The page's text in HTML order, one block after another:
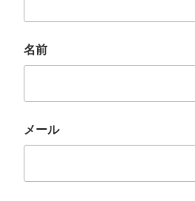
名前
メール